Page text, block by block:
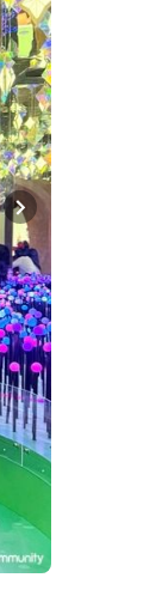
Next slide